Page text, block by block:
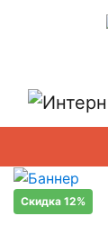
Скидка 12%